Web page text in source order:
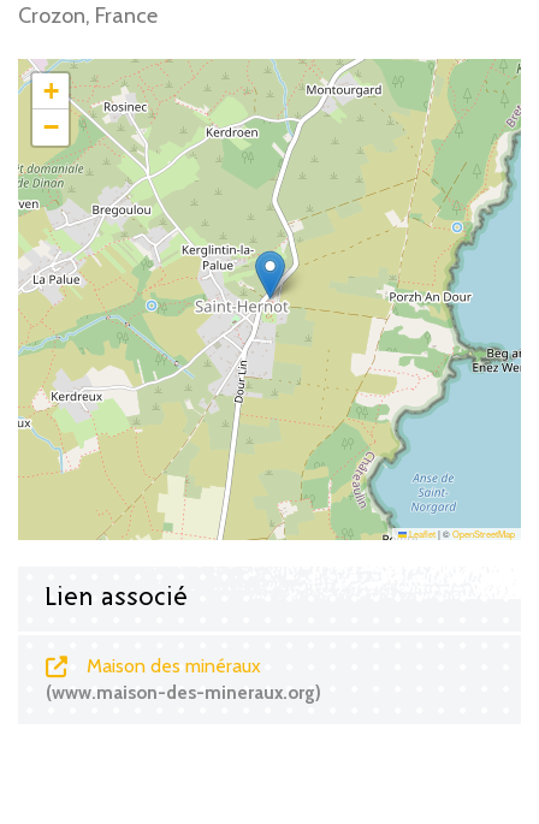
Crozon, France
+
−
Leaflet|©OpenStreetMap
Lien associé
Maison des minéraux
www.maison-des-mineraux.org